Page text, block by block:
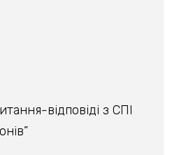
відповіді з СПІ